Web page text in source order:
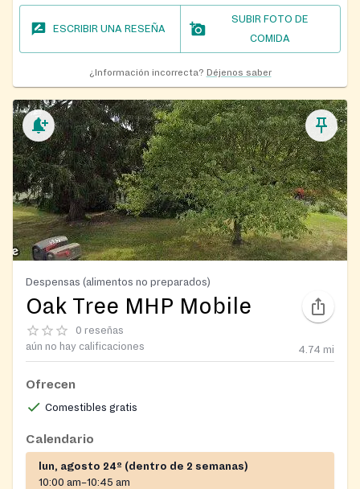
ESCRIBIR UNA RESEÑA
SUBIR FOTO DE
COMIDA
¿Información incorrecta? Déjenos saber
Despensas (alimentos no preparados)
Oak Tree MHP Mobile
0 reseñas
aún no hay calificaciones
4.74 mi
Ofrecen
Comestibles gratis
Calendario
lun, agosto 24º (dentro de 2 semanas)
10:00 am–10:45 am